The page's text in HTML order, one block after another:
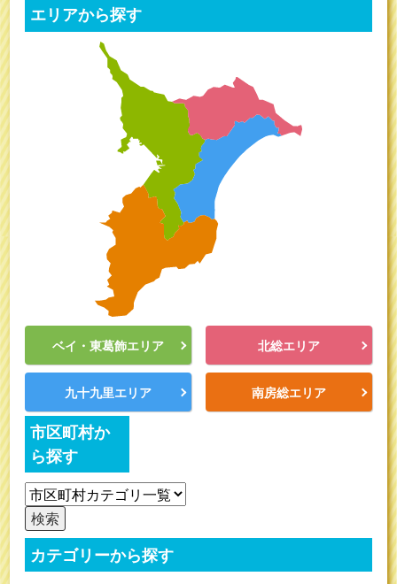
エリアから探す
ベイ・東葛飾エリア 北総エリア
九十九里エリア 南房総エリア
市区町村か
ら探す
カテゴリーから探す